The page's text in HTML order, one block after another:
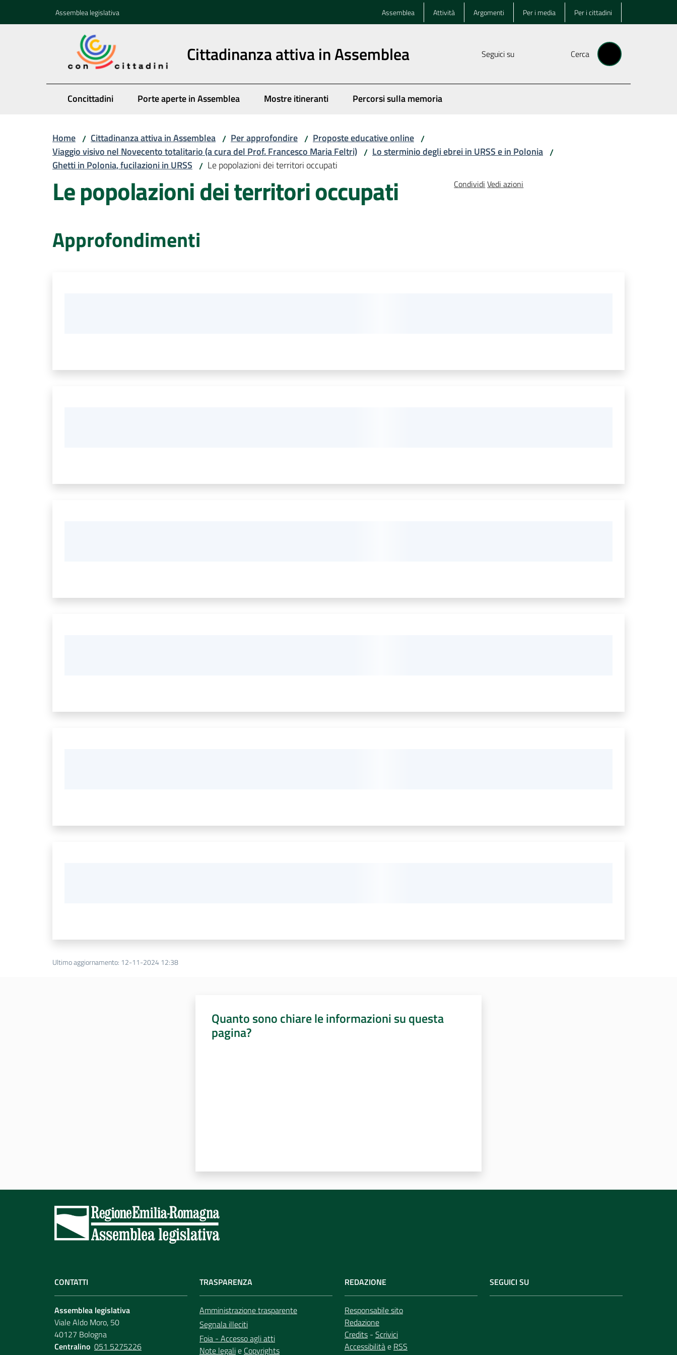
Assemblea legislativa Assemblea Attività Argomenti Per i media Per i cittadini
Cittadinanza attiva in Assemblea Seguici su Cerca
Concittadini Porte aperte in Assemblea Mostre itineranti Percorsi sulla memoria
Home / Cittadinanza attiva in Assemblea / Per approfondire / Proposte educative online /
Viaggio visivo nel Novecento totalitario (a cura del Prof. Francesco Maria Feltri) / Lo sterminio degli ebrei in URSS e in Polonia /
Ghetti in Polonia, fucilazioni in URSS / Le popolazioni dei territori occupati
Le popolazioni dei territori occupati Condividi Vedi azioni
Approfondimenti
Ultimo aggiornamento: 12-11-2024 12:38
Quanto sono chiare le informazioni su questa
pagina?
CONTATTI
Assemblea legislativa
Viale Aldo Moro, 50
40127 Bologna
Centralino 051 5275226
TRASPARENZA
Amministrazione trasparente
Segnala illeciti
Foia - Accesso agli atti
Note legalie Copyrights
REDAZIONE
Responsabile sito
Redazione
Credits - Scrivici
Accessibilitàe RSS
SEGUICI SU